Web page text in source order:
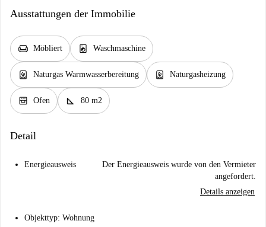
Ausstattungen der Immobilie
chair Möbliert local_laundry_service Waschmaschine
water_heater Naturgas Warmwasserbereitung water_heater Naturgasheizung
oven_gen Ofen square_foot 80 m2
Detail
Energieausweis
Der Energieausweis wurde von den Vermieter
angefordert.
Details anzeigen
Objekttyp: Wohnung